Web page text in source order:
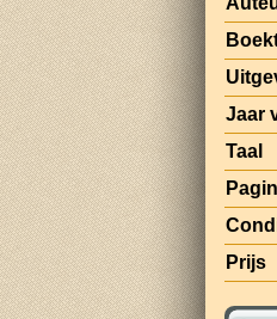
Jaar
Taal
Prijs